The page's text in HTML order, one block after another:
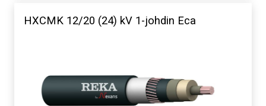
HXCMK 12/20 (24) kV 1-johdin Eca